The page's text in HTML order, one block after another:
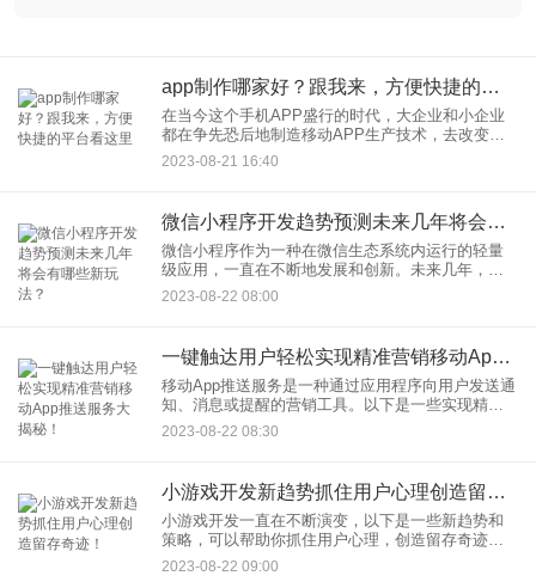
app制作哪家好？跟我来，方便快捷的平台看这里
在当今这个手机APP盛行的时代，大企业和小企业
都在争先恐后地制造移动APP生产技术，去改变现
状，抓住市场。事实上，这种对app制作的热情在国
内外都很常见，只要有需求，大多数企业都会选择
2023-08-21 16:40
微信小程序开发趋势预测未来几年将会有哪些新玩法？
微信小程序作为一种在微信生态系统内运行的轻量
级应用，一直在不断地发展和创新。未来几年，微
信小程序的开发趋势可能会涵盖以下新玩法： 1. 强
化社交互动： 微信作为社交平台，
2023-08-22 08:00
一键触达用户轻松实现精准营销移动App推送服务大揭秘！
移动App推送服务是一种通过应用程序向用户发送通
知、消息或提醒的营销工具。以下是一些实现精准
营销的移动App推送服务的要点： 1. 数据分析和用
户洞察： 在开始推送服务之
2023-08-22 08:30
小游戏开发新趋势抓住用户心理创造留存奇迹！
小游戏开发一直在不断演变，以下是一些新趋势和
策略，可以帮助你抓住用户心理，创造留存奇迹：
1. 社交互动和多人合作： 小游戏可以引入更多的社
交互动元素，如多人合作、竞技对
2023-08-22 09:00